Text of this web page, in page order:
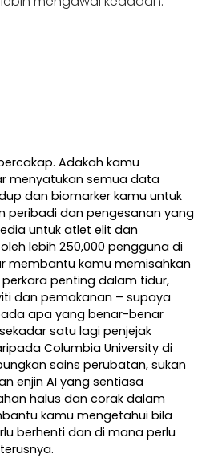
Adakah kamu
menyatukan semua data
dan biomarker kamu untuk
peribadi dan pengesanan yang
untuk atlet elit dan
lebih 250,000 pengguna di
membantu kamu memisahkan
penting dalam tidur,
dan pemakanan – supaya
apa yang benar-benar
satu lagi penjejak
Columbia University di
sains perubatan, sukan
enjin AI yang sentiasa
halus dan corak dalam
kamu mengetahui bila
berhenti dan di mana perlu